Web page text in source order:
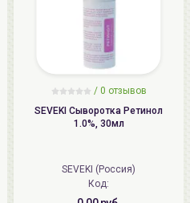
/ 0 отзывов
SEVEKI Сыворотка Ретинол
1.0%, 30мл
SEVEKI (Россия)
Код: